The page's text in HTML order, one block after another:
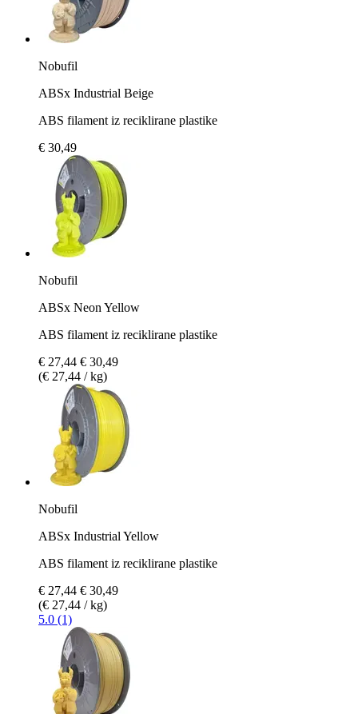
Nobufil
ABSx Industrial Beige
ABS filament iz reciklirane plastike
€ 30,49
Nobufil
ABSx Neon Yellow
ABS filament iz reciklirane plastike
€ 27,44 € 30,49
(€ 27,44 / kg)
Nobufil
ABSx Industrial Yellow
ABS filament iz reciklirane plastike
€ 27,44 € 30,49
(€ 27,44 / kg)
5.0 (1)